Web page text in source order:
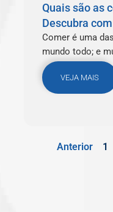
Quais são as
Descubra
Comer é uma
mundo todo; e
VEJA MAIS
Anterior 1